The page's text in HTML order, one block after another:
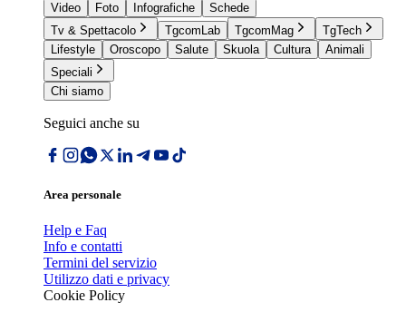
Video
Foto Infografiche
Schede
Tv & Spettacolo
TgcomLab TgcomMag
TgTech
Lifestyle
Oroscopo Salute Skuola Cultura
Animali
Speciali
Chi siamo
Seguici anche su
Area personale
Help e Faq
Info e contatti
Termini del servizio
Utilizzo dati e privacy
Cookie Policy